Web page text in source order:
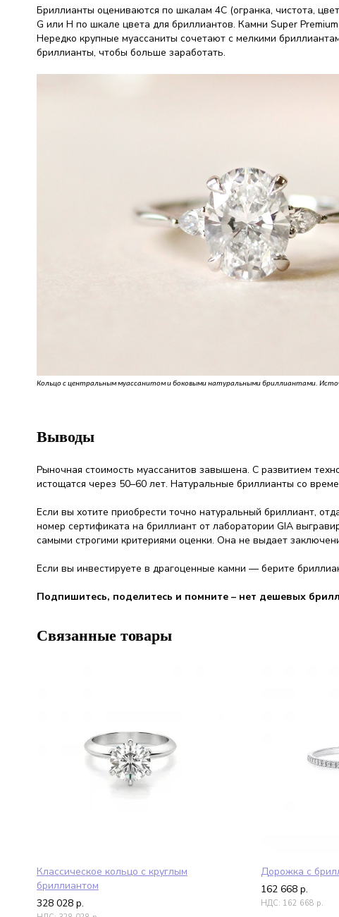
Бриллианты оцениваются по шкалам 4C (огранка, чистота,
G или H по шкале цвета для бриллиантов. Камни Super
Нередко крупные муассаниты сочетают с мелкими
бриллианты, чтобы больше заработать.
Кольцо с центральным муассанитом и боковыми натуральными бриллиантами.
Выводы
Рыночная стоимость муассанитов завышена. С развитием
истощатся через 50–60 лет. Натуральные бриллианты со
Если вы хотите приобрести точно натуральный бриллиант,
номер сертификата на бриллиант от лаборатории GIA
самыми строгими критериями оценки. Она не выдает
Если вы инвестируете в драгоценные камни — берите
Подпишитесь, поделитесь и помните – нет дешевых
Связанные товары
Классическое кольцо с круглым
бриллиантом
328 028 р.
Дорожка с
162 668р.
НДС: 162 668 р.